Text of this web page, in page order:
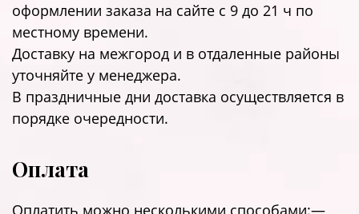
оформлении заказа на сайте c 9 до 21 ч по
местному времени.
Доставку на межгород и в отдаленные районы
уточняйте у менеджера.
В праздничные дни доставка осуществляется в
порядке очередности.
Оплата